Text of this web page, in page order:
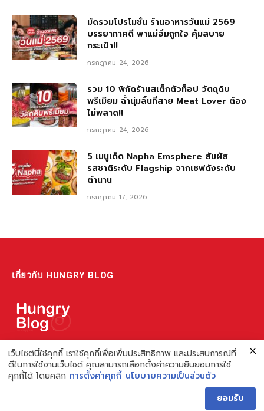
มัดรวมโปรโมชั่น ร้านอาหารวันแม่ 2569
บรรยากาศดี พาแม่อิ่มถูกใจ คุ้มสบาย
กระเป๋า!!
กรกฎาคม 24, 2026
รวม 10 พิกัดร้านสเต็กตัวท็อป วัตถุดิบ
พรีเมียม ฉ่ำนุ่มลิ้นที่สาย Meat Lover ต้อง
ไม่พลาด!!
กรกฎาคม 24, 2026
5 เมนูเด็ด Napha Emsphere สัมผัส
รสชาติระดับ Flagship จากเชฟดังระดับ
ตำนาน
กรกฎาคม 17, 2026
เกี่ยวกับ HUNGRY BLOG
แหล่งรวมข้อมูล ข่าวสาร เกี่ยวกับร้านอาหารและเรื่องกิน ไม่ว่าจะเป็น
รีวิว ชี้เป้า รวมถึงความรู้ต่างๆ ที่เราอยากแชร์!
ไม่พอ เรายังมีความรู้เกี่ยวกับการทำร้านอาหาร เพื่อผู้ประกอบการ ที่
เว็บไซต์นี้ใช้คุกกี้ เราใช้คุกกี้เพื่อเพิ่มประสิทธิภาพ และประสบการณ์ที่
ดีในการใช้งานเว็บไซต์ คุณสามารถเลือกตั้งค่าความยินยอมการใช้
คุกกี้ได้ โดยคลิก การตั้งค่าคุกกี้ นโยบายความเป็นส่วนตัว
ยอมรับ